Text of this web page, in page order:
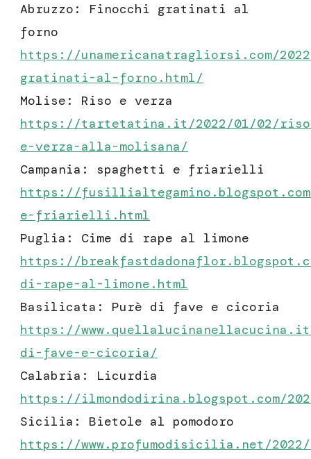
Abruzzo: Finocchi gratinati al
forno
https://unamericanatragliorsi.com/
gratinati-al-forno.html/
Molise: Riso e verza
https://tartetatina.it/2022/01/02/
e-verza-alla-molisana/
Campania: spaghetti e friarielli
https://
e-friarielli.html
Puglia: Cime di rape al limone
https://
di-rape-al-limone.html
Basilicata: Purè di fave e cicoria
https://
di-fave-e-cicoria/
Calabria: Licurdia
https://ilmondodirina.blogspot.com/
Sicilia: Bietole al pomodoro
https://www.profumodisicilia.net/